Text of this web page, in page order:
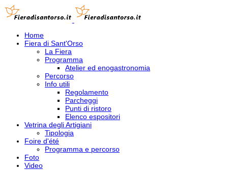
Home
Fiera di Sant'Orso
La Fiera
Programma
Atelier ed enogastronomia
Percorso
Info utili
Regolamento
Parcheggi
Punti di ristoro
Elenco espositori
Vetrina degli Artigiani
Tipologia
Foire d'été
Programma e percorso
Foto
Video